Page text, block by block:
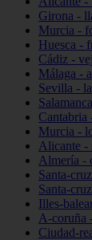
Girona -
Murcia -
Huesca -
Cádiz -
Málaga -
Sevilla -
Cantabria
Murcia -
Alicante -
Almería -
Santa-
Santa-
Illes-
A-coruña
Ciudad-